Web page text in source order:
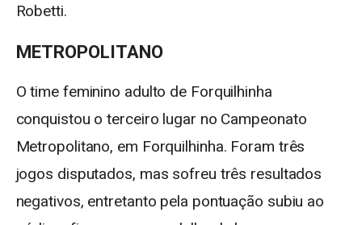
Robetti.
METROPOLITANO
O time feminino adulto de Forquilhinha
conquistou o terceiro lugar no Campeonato
Metropolitano, em Forquilhinha. Foram três
jogos disputados, mas sofreu três resultados
negativos, entretanto pela pontuação subiu ao